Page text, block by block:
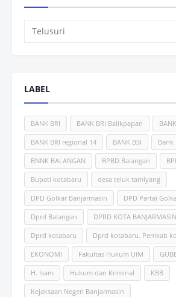
LABEL
BANK BRI BANK BRI Balikpapan
BANK BRI regional 14 BANK BSI Bank
BNNK BALANGAN BPBD Balangan
Bupati kotabaru desa teluk tamiyang
DPD Golkar Banjarmasin DPD Partai
Dprd Balangan DPRD KOTA BANJARMASIN
Dprd kotabaru Dprd kotabaru. Pemkab
EKONOMI Fakultas Hukum UlM
H. Isam Hukum dan Kriminal KBB
Kejaksaan Negeri Banjarmasin